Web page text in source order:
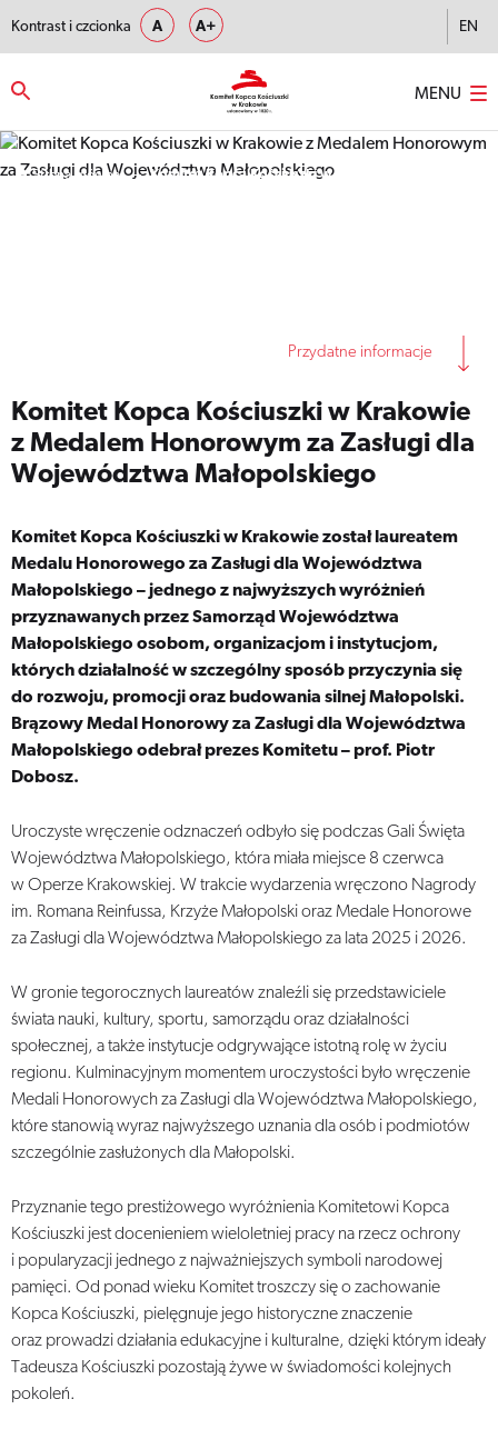
Kontrast i czcionka A A+ EN
MENU
Strona główna – Komitet Kopca Kościuszki w Krakowie z Medalem
Przydatne informacje
Komitet Kopca Kościuszki w Krakowie
z Medalem Honorowym za Zasługi dla
Województwa Małopolskiego
Komitet Kopca Kościuszki w Krakowie został laureatem
Medalu Honorowego za Zasługi dla Województwa
Małopolskiego – jednego z najwyższych wyróżnień
przyznawanych przez Samorząd Województwa
Małopolskiego osobom, organizacjom i instytucjom,
których działalność w szczególny sposób przyczynia się
do rozwoju, promocji oraz budowania silnej Małopolski.
Brązowy Medal Honorowy za Zasługi dla Województwa
Małopolskiego odebrał prezes Komitetu – prof. Piotr
Dobosz.
Uroczyste wręczenie odznaczeń odbyło się podczas Gali Święta
Województwa Małopolskiego, która miała miejsce 8 czerwca
w Operze Krakowskiej. W trakcie wydarzenia wręczono Nagrody
im. Romana Reinfussa, Krzyże Małopolski oraz Medale Honorowe
za Zasługi dla Województwa Małopolskiego za lata 2025 i 2026.
W gronie tegorocznych laureatów znaleźli się przedstawiciele
świata nauki, kultury, sportu, samorządu oraz działalności
społecznej, a także instytucje odgrywające istotną rolę w życiu
regionu. Kulminacyjnym momentem uroczystości było wręczenie
Medali Honorowych za Zasługi dla Województwa Małopolskiego,
które stanowią wyraz najwyższego uznania dla osób i podmiotów
szczególnie zasłużonych dla Małopolski.
Przyznanie tego prestiżowego wyróżnienia Komitetowi Kopca
Kościuszki jest docenieniem wieloletniej pracy na rzecz ochrony
i popularyzacji jednego z najważniejszych symboli narodowej
pamięci. Od ponad wieku Komitet troszczy się o zachowanie
Kopca Kościuszki, pielęgnuje jego historyczne znaczenie
oraz prowadzi działania edukacyjne i kulturalne, dzięki którym ideały
Tadeusza Kościuszki pozostają żywe w świadomości kolejnych
pokoleń.